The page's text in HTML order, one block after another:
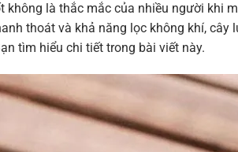
không là thắc mắc của nhiều người khi
thoát và khả năng lọc không khí,
tìm hiểu chi tiết trong bài viết này.